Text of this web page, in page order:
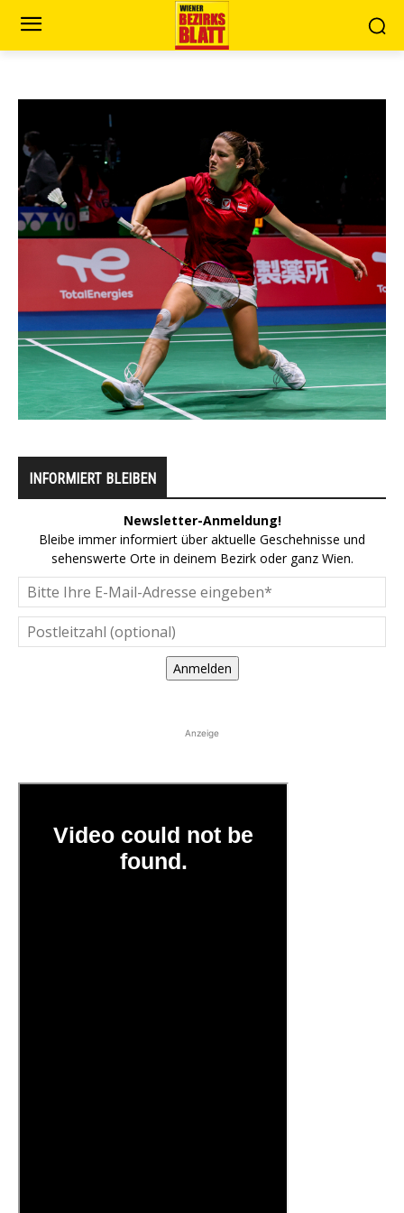
INFORMIERT BLEIBEN
Newsletter-Anmeldung!
Bleibe immer informiert über aktuelle Geschehnisse und
sehenswerte Orte in deinem Bezirk oder ganz Wien.
Anmelden
Anzeige